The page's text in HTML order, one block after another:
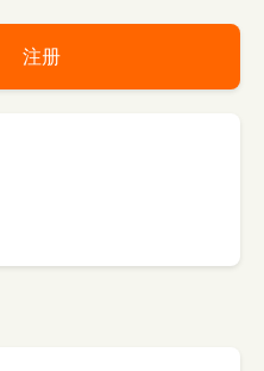
注册